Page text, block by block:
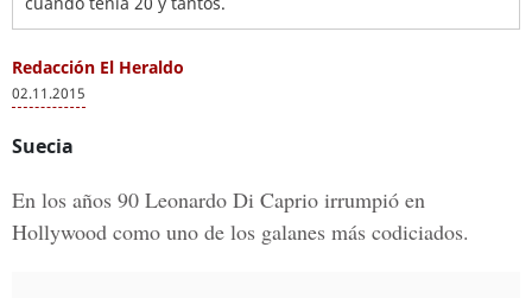
Redacción El Heraldo
02.11.2015
Suecia
En los años 90 Leonardo Di Caprio irrumpió en
Hollywood como uno de los galanes más codiciados.